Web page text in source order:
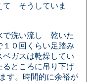
て そうしていま
洗い流し 乾いた
０回くらい足踏み
ガスは乾燥してい
るところに吊り下げ
す。時間的に余裕が